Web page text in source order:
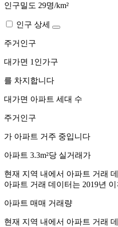
인구밀도 29명/km²
인구 상세
주거인구
대가면 1인가구
를 차지합니다
대가면 아파트 세대 수
주거인구
가 아파트 거주 중입니다
아파트 3.3m²당 실거래가
현재 지역 내에서 아파트 거래
아파트 거래 데이터는 2019년
아파트 매매 거래량
현재 지역 내에서 아파트 거래